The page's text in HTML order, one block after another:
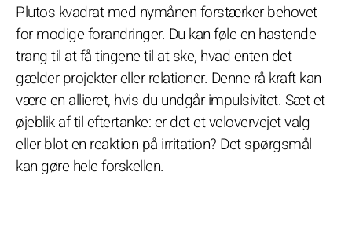
Plutos kvadrat med nymånen forstærker behovet
for modige forandringer. Du kan føle en hastende
trang til at få tingene til at ske, hvad enten det
gælder projekter eller relationer. Denne rå kraft kan
være en allieret, hvis du undgår impulsivitet. Sæt et
øjeblik af til eftertanke: er det et velovervejet valg
eller blot en reaktion på irritation? Det spørgsmål
kan gøre hele forskellen.